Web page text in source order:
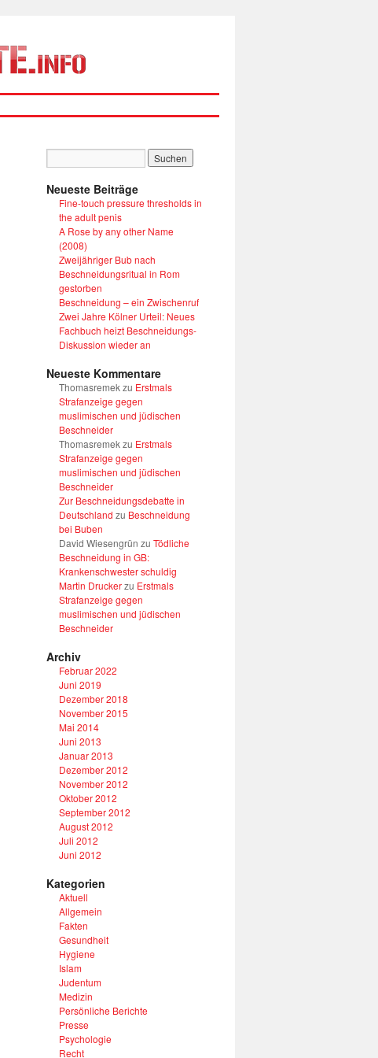
Neueste Beiträge
Fine-touch pressure thresholds in
the adult penis
A Rose by any other Name
(2008)
Zweijähriger Bub nach
Beschneidungsritual in Rom
gestorben
Beschneidung – ein Zwischenruf
Zwei Jahre Kölner Urteil: Neues
Fachbuch heizt Beschneidungs-
Diskussion wieder an
Neueste Kommentare
Thomasremekzu Erstmals
Strafanzeige gegen
muslimischen und jüdischen
Beschneider
Thomasremekzu Erstmals
Strafanzeige gegen
muslimischen und jüdischen
Beschneider
Zur Beschneidungsdebatte in
Deutschland zu Beschneidung
bei Buben
David Wiesengrün zu Tödliche
Beschneidung in GB:
Krankenschwester schuldig
Martin Druckerzu Erstmals
Strafanzeige gegen
muslimischen und jüdischen
Beschneider
Archiv
Februar 2022
Juni 2019
Dezember 2018
November 2015
Mai 2014
Juni 2013
Januar 2013
Dezember 2012
November 2012
Oktober 2012
September 2012
August 2012
Juli 2012
Juni 2012
Kategorien
Aktuell
Allgemein
Fakten
Gesundheit
Hygiene
Islam
Judentum
Medizin
Persönliche Berichte
Presse
Psychologie
Recht